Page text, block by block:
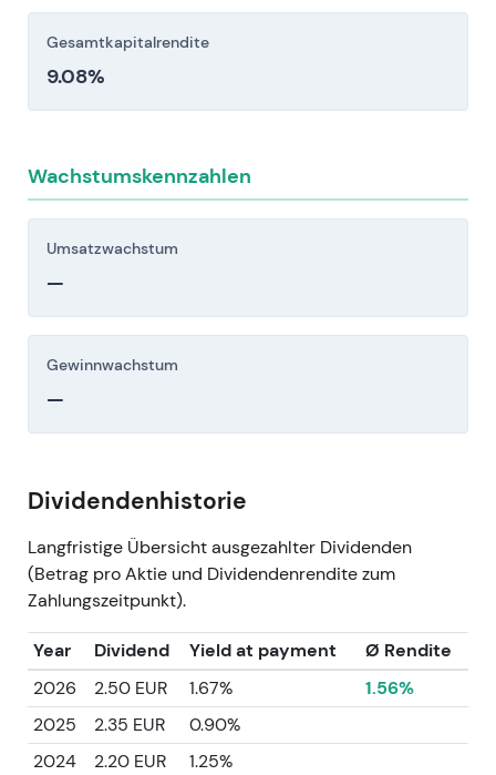
Gesamtkapitalrendite
9.08%
Wachstumskennzahlen
Umsatzwachstum
—
Gewinnwachstum
—
Dividendenhistorie
Langfristige Übersicht ausgezahlter Dividenden
(Betrag pro Aktie und Dividendenrendite zum
Zahlungszeitpunkt).
Year Dividend Yield at payment
Ø Rendite
2026
2.50 EUR 1.67%
1.56%
2025
2.35 EUR
0.90%
2024
2.20 EUR
1.25%